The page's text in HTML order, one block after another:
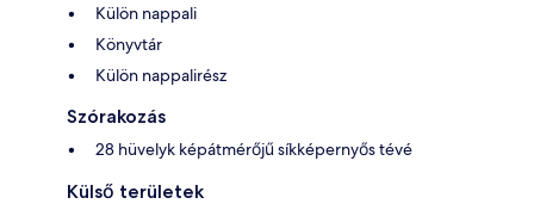
Külön nappali
Könyvtár
Külön nappalirész
Szórakozás
28 hüvelyk képátmérőjű síkképernyős tévé
Külső területek